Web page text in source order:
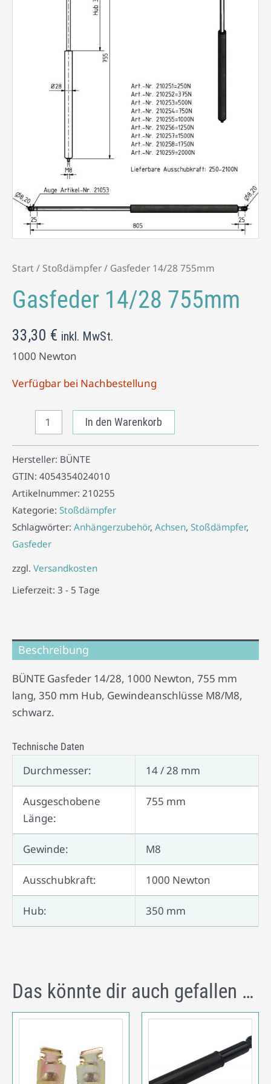
Start/ Stoßdämpfer/ Gasfeder 14/28 755mm
Gasfeder 14/28 755mm
33,30 € inkl. MwSt.
1000 Newton
Verfügbar bei Nachbestellung
In den Warenkorb
Hersteller: BÜNTE
GTIN: 4054354024010
Artikelnummer: 210255
Kategorie: Stoßdämpfer
Schlagwörter: Anhängerzubehör, Achsen, Stoßdämpfer,
Gasfeder
zzgl. Versandkosten
Lieferzeit: 3 - 5 Tage
Beschreibung
BÜNTE Gasfeder 14/28, 1000 Newton, 755 mm
lang, 350 mm Hub, Gewindeanschlüsse M8/M8,
schwarz.
Technische Daten
Durchmesser: 14 / 28 mm
Ausgeschobene
Länge:
755 mm
Gewinde: M8
Ausschubkraft: 1000 Newton
Hub: 350 mm
Das könnte dir auch gefallen …